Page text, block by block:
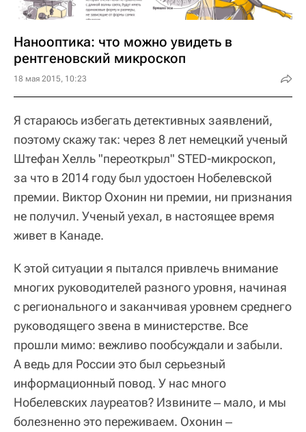
Нанооптика: что можно увидеть в
рентгеновский микроскоп
18 мая 2015, 10:23
Я стараюсь избегать детективных заявлений,
поэтому скажу так: через 8 лет немецкий ученый
Штефан Хелль "переоткрыл" STED-микроскоп,
за что в 2014 году был удостоен Нобелевской
премии. Виктор Охонин ни премии, ни признания
не получил. Ученый уехал, в настоящее время
живет в Канаде.
К этой ситуации я пытался привлечь внимание
многих руководителей разного уровня, начиная
с регионального и заканчивая уровнем среднего
руководящего звена в министерстве. Все
прошли мимо: вежливо пообсуждали и забыли.
А ведь для России это был серьезный
информационный повод. У нас много
Нобелевских лауреатов? Извините ‒ мало, и мы
болезненно это переживаем. Охонин ‒